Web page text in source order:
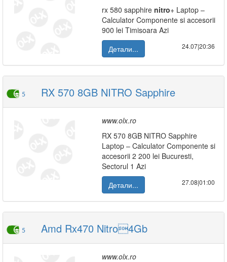
rx 580 sapphire nitro+ Laptop –
Calculator Componente si accesorii
900 lei Timisoara Azi
Детали...
24.07|20:36
5 RX 570 8GB NITRO Sapphire
www.olx.ro
RX 570 8GB NITRO Sapphire
Laptop – Calculator Componente si
accesorii 2 200 lei Bucuresti,
Sectorul 1 Azi
Детали...
27.08|01:00
5 Amd Rx470 Nitro4Gb
www.olx.ro